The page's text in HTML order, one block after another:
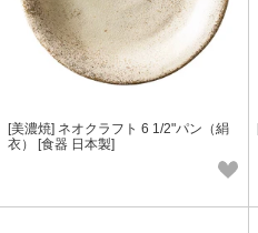
[美濃焼] ネオクラフト 6 1/2"パン（絹
衣） [食器 日本製]